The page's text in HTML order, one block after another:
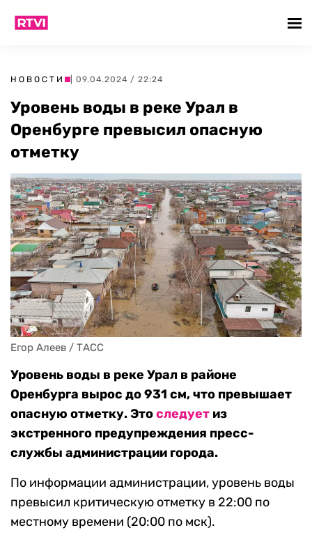
НОВОСТИ | 09.04.2024 / 22:24
Уровень воды в реке Урал в
Оренбурге превысил опасную
отметку
Егор Алеев / ТАСС
Уровень воды в реке Урал в районе
Оренбурга вырос до 931 см, что превышает
опасную отметку. Этоследует из
экстренного предупреждения пресс-
службы администрации города.
По информации администрации, уровень воды
превысил критическую отметку в 22:00 по
местному времени (20:00 по мск).